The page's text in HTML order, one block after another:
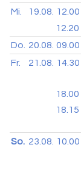
Mi.
19.08. 12.00
12.20
Do.
20.08. 09.00
Fr.
21.08. 14.30
18.00
18.15
So. 23.08. 10.00